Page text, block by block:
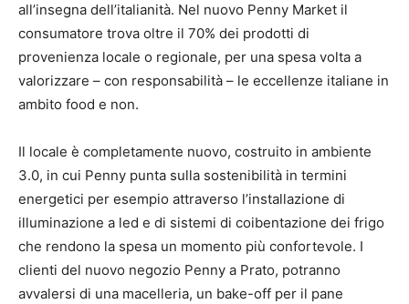
all’insegna dell’italianità. Nel nuovo Penny Market il
consumatore trova oltre il 70% dei prodotti di
provenienza locale o regionale, per una spesa volta a
valorizzare – con responsabilità – le eccellenze italiane in
ambito food e non.
Il locale è completamente nuovo, costruito in ambiente
3.0, in cui Penny punta sulla sostenibilità in termini
energetici per esempio attraverso l’installazione di
illuminazione a led e di sistemi di coibentazione dei frigo
che rendono la spesa un momento più confortevole. I
clienti del nuovo negozio Penny a Prato, potranno
avvalersi di una macelleria, un bake-off per il pane